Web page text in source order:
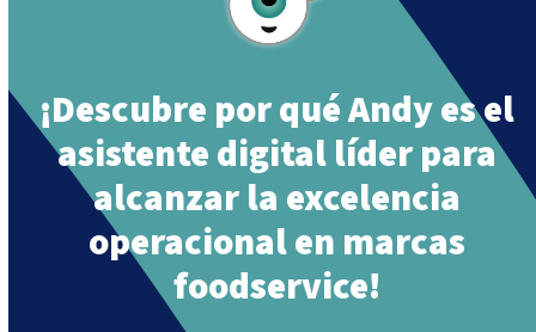
¡Descubre por qué Andy es el
asistente digital líder para
alcanzar la excelencia
operacional en marcas
foodservice!